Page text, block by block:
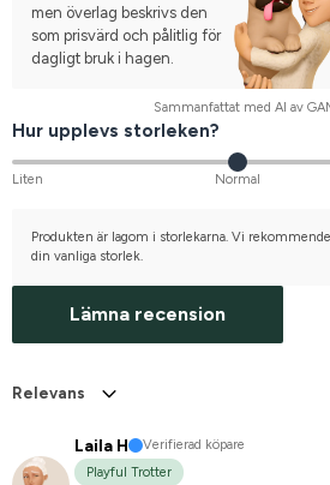
men överlag beskrivs den
som prisvärd och pålitlig för
dagligt bruk i hagen.
Sammanfattat med AI av
Hur upplevs storleken?
Liten Normal
Produkten är lagom i storlekarna. Vi
din vanliga storlek.
Lämna recension
Relevans
Laila H
Verifierad köpare
Playful Trotter